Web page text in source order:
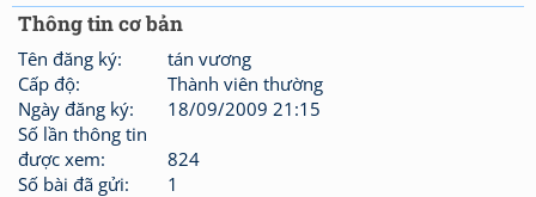
Thông tin cơ bản
Tên đăng ký:
tán vương
Cấp độ:
Thành viên thường
Ngày đăng ký:
18/09/2009 21:15
Số lần thông tin
được xem:
824
Số bài đã gửi:
1